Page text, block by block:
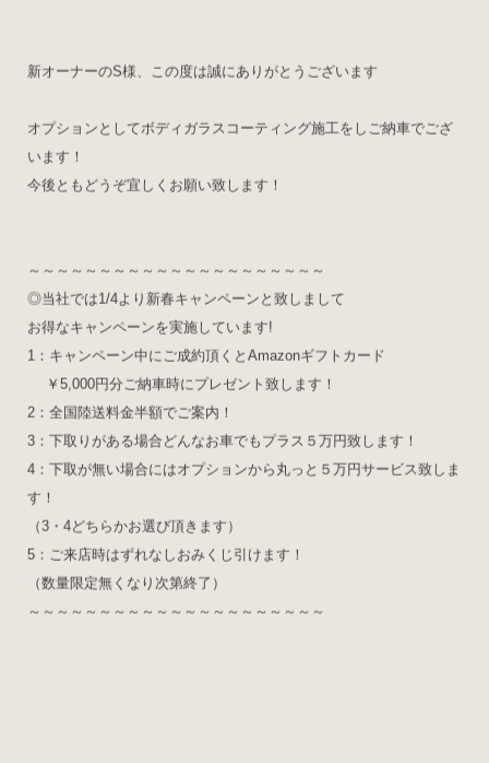
新オーナーのS様、この度は誠にありがとうございます
オプションとしてボディガラスコーティング施工をしご納車でござ
います！
今後ともどうぞ宜しくお願い致します！
～～～～～～～～～～～～～～～～～～～～～
◎当社では1/4より新春キャンペーンと致しまして
お得なキャンペーンを実施しています!
1：キャンペーン中にご成約頂くとAmazonギフトカード
￥5,000円分ご納車時にプレゼント致します！
2：全国陸送料金半額でご案内！
3：下取りがある場合どんなお車でもプラス５万円致します！
4：下取が無い場合にはオプションから丸っと５万円サービス致しま
す！
（3・4どちらかお選び頂きます）
5：ご来店時はずれなしおみくじ引けます！
（数量限定無くなり次第終了）
～～～～～～～～～～～～～～～～～～～～～